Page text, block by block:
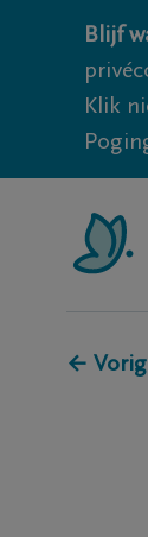
Blijf
Klik
←